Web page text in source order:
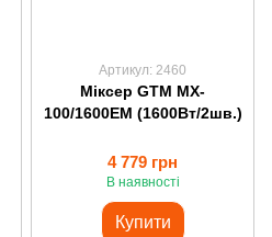
Артикул: 2460
Міксер GTM MX-
100/1600EM (1600Вт/2шв.)
4 779 грн
В наявності
Купити